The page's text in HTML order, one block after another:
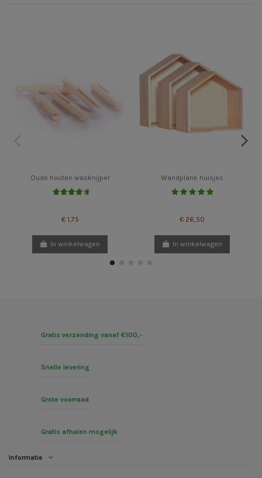
Oude houten wasknijper
€ 1,75
In winkelwagen
Wandplank huisjes
€ 26,50
In winkelwagen
Gratis verzending vanaf €100,-
Snelle levering
Grote voorraad
Gratis afhalen mogelijk
Informatie